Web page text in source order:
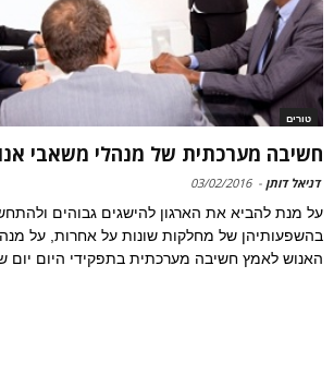
טורים
חשיבה מערכתית של מנהלי משאבי
דניאל דותן -
03/02/2016
על מנת להביא את הארגון להישגים גבוהים
בהשפעותיהן של מחלקות שונות על אחרות, על
האנוש לאמץ חשיבה מערכתית בתפקידי היום יום